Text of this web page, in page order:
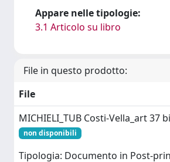
Appare nelle tipologie:
3.1 Articolo su libro
File in questo prodotto:
File
MICHIELI_TUB Costi-Vella_art 37
non disponibili
Tipologia: Documento in Post-